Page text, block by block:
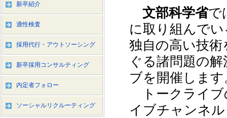
文部科学省で
に取り組んで
独自の高い技
ぐる諸問題の
ブを開催します
トークライブ
イブチャンネ
新卒紹介
適性検査
採用代行・アウトソーシング
新卒採用コンサルティング
内定者フォロー
ソーシャルリクルーティング